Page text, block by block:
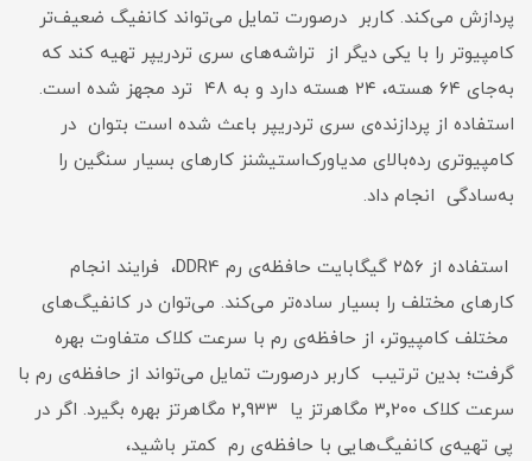
پردازش می‌کند. کاربر درصورت تمایل می‌تواند کانفیگ ضعیف‌تر
کامپیوتر را با یکی دیگر از تراشه‌های سری تردریپر تهیه کند که
به‌جای ۶۴ هسته، ۲۴ هسته دارد و به ۴۸ ترد مجهز شده است.
استفاده از پردازنده‌ی سری تردریپر باعث شده است بتوان در
کامپیوتر‌ی رده‌بالای مدیاورک‌استیشنز کارهای بسیار سنگین را
به‌سادگی انجام داد.
استفاده از ۲۵۶ گیگابایت حافظه‌ی رم DDR4، فرایند انجام
کارهای مختلف را بسیار ساده‌تر می‌کند. می‌توان در کانفیگ‌های
مختلف کامپیوتر، از حافظه‌ی رم با سرعت کلاک متفاوت بهره
گرفت؛ بدین ترتیب کاربر درصورت تمایل می‌تواند از حافظه‌ی رم با
سرعت کلاک ۳٬۲۰۰ مگاهرتز یا ۲٬۹۳۳ مگاهرتز بهره بگیرد. اگر در
پی تهیه‌ی کانفیگ‌هایی با حافظه‌ی رم کمتر باشید،